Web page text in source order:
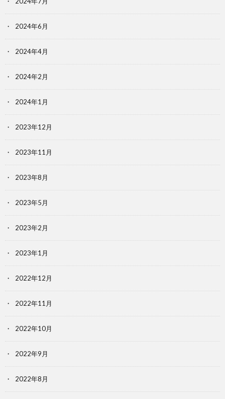
2024年6月
2024年4月
2024年2月
2024年1月
2023年12月
2023年11月
2023年8月
2023年5月
2023年2月
2023年1月
2022年12月
2022年11月
2022年10月
2022年9月
2022年8月